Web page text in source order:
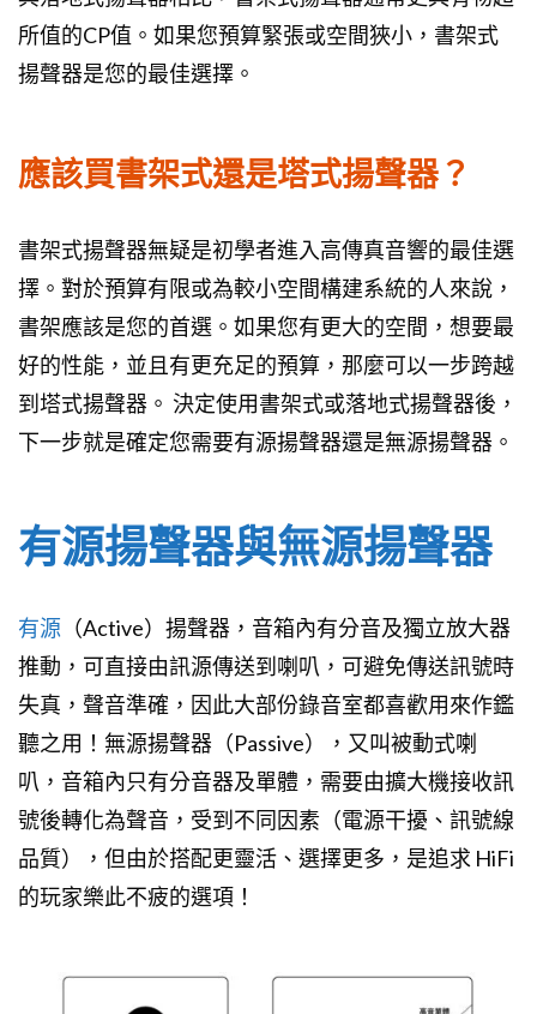
所值的CP值。如果您預算緊張或空間狹小，書架式
揚聲器是您的最佳選擇。
應該買書架式還是塔式揚聲器？
書架式揚聲器無疑是初學者進入高傳真音響的最佳選
擇。對於預算有限或為較小空間構建系統的人來說，
書架應該是您的首選。如果您有更大的空間，想要最
好的性能，並且有更充足的預算，那麼可以一步跨越
到塔式揚聲器。 決定使用書架式或落地式揚聲器後，
下一步就是確定您需要有源揚聲器還是無源揚聲器。
有源揚聲器與無源揚聲器
有源 （Active）揚聲器，音箱內有分音及獨立放大器
推動，可直接由訊源傳送到喇叭，可避免傳送訊號時
失真，聲音準確，因此大部份錄音室都喜歡用來作鑑
聽之用！無源揚聲器（Passive），又叫被動式喇
叭，音箱內只有分音器及單體，需要由擴大機接收訊
號後轉化為聲音，受到不同因素（電源干擾、訊號線
品質），但由於搭配更靈活、選擇更多，是追求 HiFi
的玩家樂此不疲的選項！